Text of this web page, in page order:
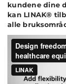
kundene dine
kan LINAK®
alle